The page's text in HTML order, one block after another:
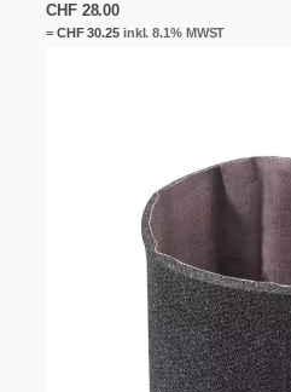
CHF28.00
= CHF30.25inkl. 8.1% MWST